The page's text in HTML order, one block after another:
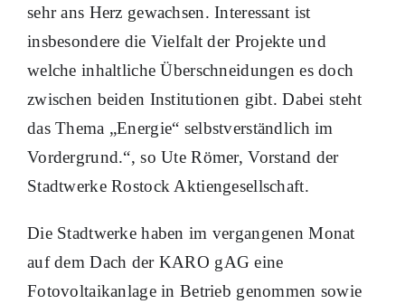
sehr ans Herz gewachsen. Interessant ist
insbesondere die Vielfalt der Projekte und
welche inhaltliche Überschneidungen es doch
zwischen beiden Institutionen gibt. Dabei steht
das Thema „Energie“ selbstverständlich im
Vordergrund.“, so Ute Römer, Vorstand der
Stadtwerke Rostock Aktiengesellschaft.
Die Stadtwerke haben im vergangenen Monat
auf dem Dach der KARO gAG eine
Fotovoltaikanlage in Betrieb genommen sowie